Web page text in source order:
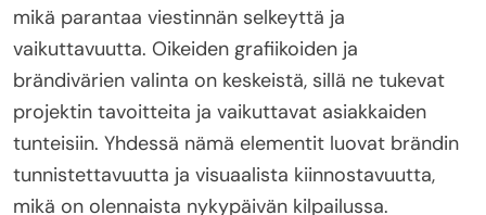
mikä parantaa viestinnän selkeyttä ja
vaikuttavuutta. Oikeiden grafiikoiden ja
brändivärien valinta on keskeistä, sillä ne tukevat
projektin tavoitteita ja vaikuttavat asiakkaiden
tunteisiin. Yhdessä nämä elementit luovat brändin
tunnistettavuutta ja visuaalista kiinnostavuutta,
mikä on olennaista nykypäivän kilpailussa.